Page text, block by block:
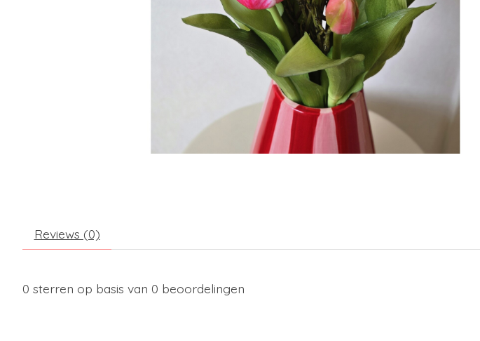
Reviews (0)
0 sterren op basis van 0 beoordelingen